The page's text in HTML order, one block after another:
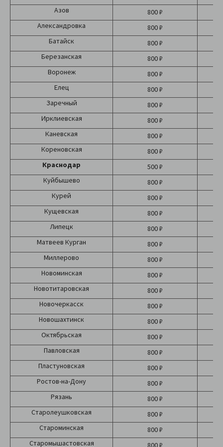
Азов
800 ₽
Александровка
800 ₽
Батайск
800 ₽
Березанская
800 ₽
Воронеж
800 ₽
Елец
800 ₽
Заречный
800 ₽
Ирклиевская
800 ₽
Каневская
800 ₽
Кореновская
800 ₽
Краснодар
500 ₽
Куйбышево
800 ₽
Курей
800 ₽
Кущевская
800 ₽
Липецк
800 ₽
Матвеев Курган
800 ₽
Миллерово
800 ₽
Новоминская
800 ₽
Новотитаровская
800 ₽
Новочеркасск
800 ₽
Новошахтинск
800 ₽
Октябрьская
800 ₽
Павловская
800 ₽
Пластуновская
800 ₽
Ростов-на-Дону
800 ₽
Рязань
800 ₽
Старолеушковская
800 ₽
Староминская
800 ₽
Старомышастовская
800 ₽